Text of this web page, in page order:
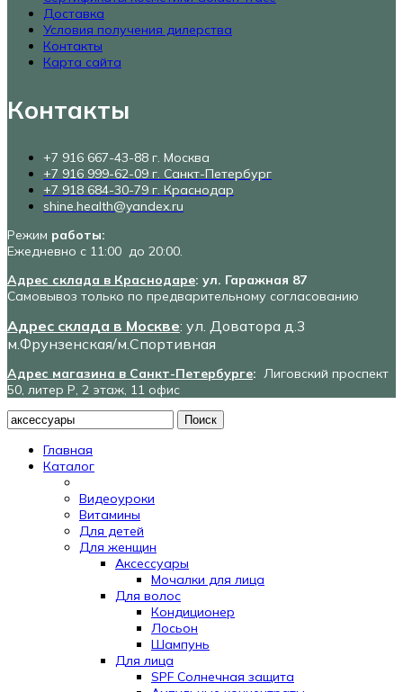
Доставка
Условия получения дилерства
Контакты
Карта сайта
Контакты
+7 916 667-43-88 г. Москва
+7 916 999-62-09 г. Санкт-Петербург
+7 918 684-30-79 г. Краснодар
shine.health@yandex.ru
Режим работы:
Ежедневно с 11:00 до 20:00.
Адрес склада в Краснодаре: ул. Гаражная 87
Самовывоз только по предварительному согласованию
Адрес склада в Москве: ул. Доватора д.3
м.Фрунзенская/м.Спортивная
Адрес магазина в Санкт-Петербурге: Лиговский проспект
50, литер Р, 2 этаж, 11 офис
Поиск
Главная
Каталог
Видеоуроки
Витамины
Для детей
Для женщин
Аксессуары
Мочалки для лица
Для волос
Кондиционер
Лосьон
Шампунь
Для лица
SPF Солнечная защита